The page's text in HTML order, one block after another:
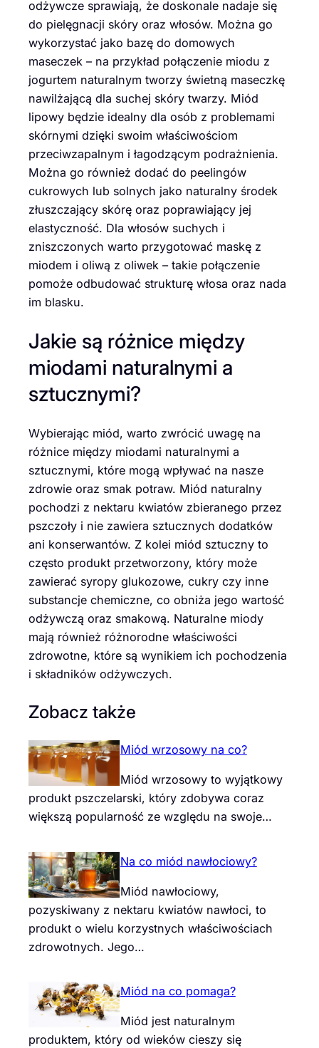
odżywcze sprawiają, że doskonale nadaje się
do pielęgnacji skóry oraz włosów. Można go
wykorzystać jako bazę do domowych
maseczek – na przykład połączenie miodu z
jogurtem naturalnym tworzy świetną maseczkę
nawilżającą dla suchej skóry twarzy. Miód
lipowy będzie idealny dla osób z problemami
skórnymi dzięki swoim właściwościom
przeciwzapalnym i łagodzącym podrażnienia.
Można go również dodać do peelingów
cukrowych lub solnych jako naturalny środek
złuszczający skórę oraz poprawiający jej
elastyczność. Dla włosów suchych i
zniszczonych warto przygotować maskę z
miodem i oliwą z oliwek – takie połączenie
pomoże odbudować strukturę włosa oraz nada
im blasku.
Jakie są różnice między
miodami naturalnymi a
sztucznymi?
Wybierając miód, warto zwrócić uwagę na
różnice między miodami naturalnymi a
sztucznymi, które mogą wpływać na nasze
zdrowie oraz smak potraw. Miód naturalny
pochodzi z nektaru kwiatów zbieranego przez
pszczoły i nie zawiera sztucznych dodatków
ani konserwantów. Z kolei miód sztuczny to
często produkt przetworzony, który może
zawierać syropy glukozowe, cukry czy inne
substancje chemiczne, co obniża jego wartość
odżywczą oraz smakową. Naturalne miody
mają również różnorodne właściwości
zdrowotne, które są wynikiem ich pochodzenia
i składników odżywczych.
Zobacz także
Miód wrzosowy na co?
Miód wrzosowy to wyjątkowy
produkt pszczelarski, który zdobywa coraz
większą popularność ze względu na swoje…
Na co miód nawłociowy?
Miód nawłociowy,
pozyskiwany z nektaru kwiatów nawłoci, to
produkt o wielu korzystnych właściwościach
zdrowotnych. Jego…
Miód na co pomaga?
Miód jest naturalnym
produktem, który od wieków cieszy się